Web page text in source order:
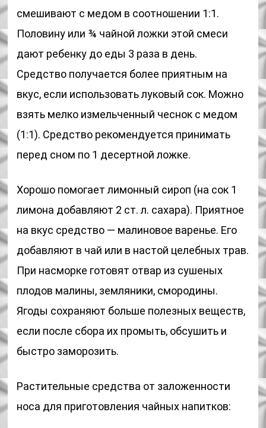
смешивают с медом в соотношении 1:1.
Половину или ¾ чайной ложки этой смеси
дают ребенку до еды 3 раза в день.
Средство получается более приятным на
вкус, если использовать луковый сок. Можно
взять мелко измельченный чеснок с медом
(1:1). Средство рекомендуется принимать
перед сном по 1 десертной ложке.
Хорошо помогает лимонный сироп (на сок 1
лимона добавляют 2 ст. л. сахара). Приятное
на вкус средство — малиновое варенье. Его
добавляют в чай или в настой целебных трав.
При насморке готовят отвар из сушеных
плодов малины, земляники, смородины.
Ягоды сохраняют больше полезных веществ,
если после сбора их промыть, обсушить и
быстро заморозить.
Растительные средства от заложенности
носа для приготовления чайных напитков: